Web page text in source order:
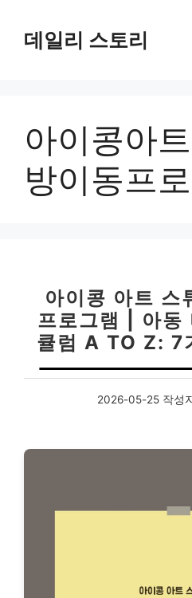
데일리 스토리
아이콩아
방이동프
아이콩 아트 스
프로그램 | 아동
큘럼 A TO Z: 7
2026-05-25 작성